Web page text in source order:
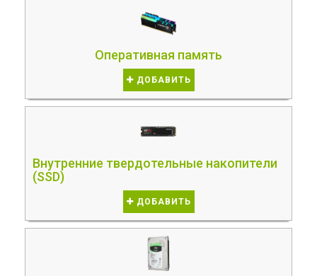
Оперативная память
ДОБАВИТЬ
Внутренние твердотельные накопители
(SSD)
ДОБАВИТЬ